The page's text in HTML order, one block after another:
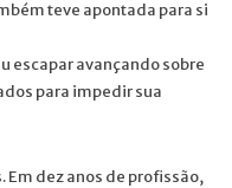
teve apontada para si
escapar avançando sobre
para impedir sua
Em dez anos de profissão,